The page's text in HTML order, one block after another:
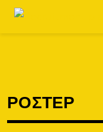
ΡΟΣΤΕΡ